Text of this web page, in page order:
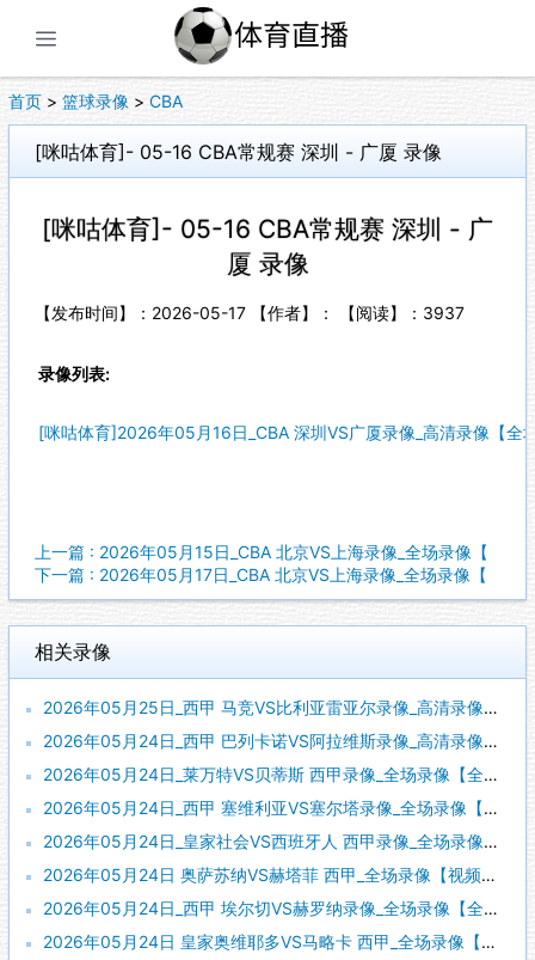
首页 > 篮球录像 > CBA
[咪咕体育]- 05-16 CBA常规赛 深圳 - 广厦 录像
[咪咕体育]- 05-16 CBA常规赛 深圳 - 广
厦 录像
【发布时间】：2026-05-17 【作者】： 【阅读】： 3937
录像列表:
[咪咕体育]2026年05月16日_CBA 深圳VS广厦录像_高清录像【全
上一篇 : 2026年05月15日_CBA 北京VS上海录像_全场录像【
下一篇 : 2026年05月17日_CBA 北京VS上海录像_全场录像【
相关录像
2026年05月25日_西甲 马竞VS比利亚雷亚尔录像_高清录像【全场回放】
2026年05月24日_西甲 巴列卡诺VS阿拉维斯录像_高清录像【全场回放】
2026年05月24日_莱万特VS贝蒂斯 西甲录像_全场录像【全场回放】
2026年05月24日_西甲 塞维利亚VS塞尔塔录像_全场录像【视频集锦】
2026年05月24日_皇家社会VS西班牙人 西甲录像_全场录像【全场回放】
2026年05月24日 奥萨苏纳VS赫塔菲 西甲_全场录像【视频集锦】
2026年05月24日_西甲 埃尔切VS赫罗纳录像_全场录像【全场回放】
2026年05月24日 皇家奥维耶多VS马略卡 西甲_全场录像【视频集锦】